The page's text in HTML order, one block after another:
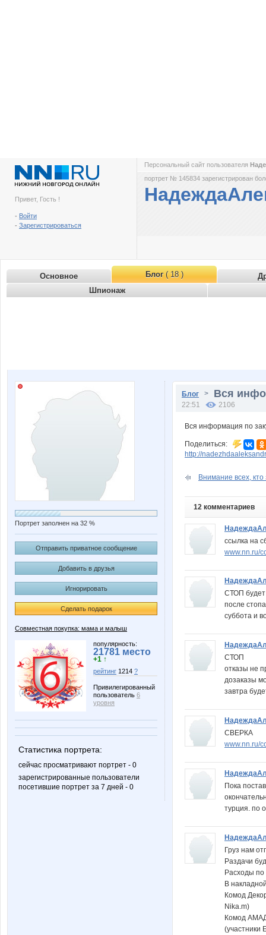
Привет, Гость !
- Войти
- Зарегистрироваться
Персональный сайт пользователя
портрет № 145834 зарегистрирован
Основное Блог( 18 )
Шпионаж
Портрет заполнен на 32 %
Отправить приватное сообщение
Добавить в друзья
Игнорировать
Сделать подарок
Совместная покупка: мама и малыш
популярность:
21781 место
+1 ↑
рейтинг 1214 ?
Привилегированный
пользователь 6
уровня
Статистика портрета:
сейчас просматривают портрет - 0
зарегистрированные пользователи
посетившие портрет за 7 дней - 0
Блог > Вся
22:51 2106
Вся информация по
Поделиться:
http://
Внимание всех,
12 комментариев
ссылка на
www.nn.ru/
СТОП будет
после
суббота и
СТОП
отказы не
дозаказы
завтра
СВЕРКА
www.nn.ru/
Пока
турция. по
Груз нам
Раздачи
Расходы по
В
Комод
Nika.m)
Комод
(участники